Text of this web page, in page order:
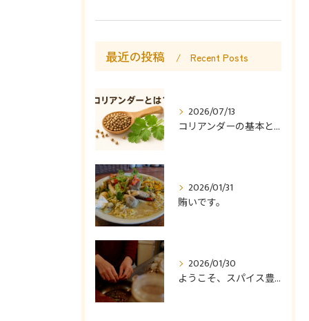
最近の投稿 Recent Posts
2026/07/13
コリアンダーの基本と使い方
2026/01/31
賄いです。
2026/01/30
ようこそ、スパイス豊かなカレー食堂コモやんへ。